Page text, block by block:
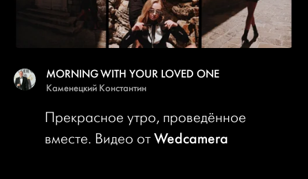
MORNING WITH YOUR LOVED ONE
Каменецкий Константин
Прекрасное утро, проведённое
вместе. Видео от Wedcamera